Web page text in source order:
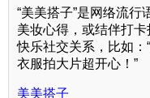
“美美搭子”是网络流
美妆心得，或结伴打
快乐社交关系，比如：
衣服拍大片超开心！”
美美搭子